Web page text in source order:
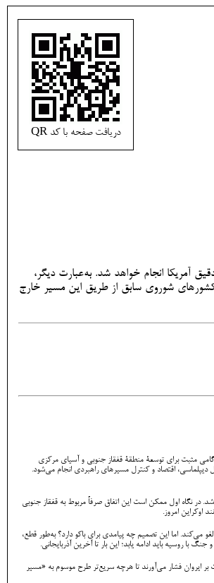
دریافت صفحه با کد QR
آمریکا انجام خواهد شد. به‌عبارت دیگر،
شوروی سابق از طریق این مسیر خارج
گامی مثبت برای توسعۀ منطقۀ قفقاز جنوبی و آسیای مرکزی
دیپلماسی، اقتصاد و کنترل مسیرهای راهبردی انجام می‌شود.
در نگاه اول ممکن است این اتفاق صرفاً مربوط به قفقاز جنوبی
اوکراین امروز.
می‌کند. اما این تصمیم چه پیامدی برای باکو دارد؟ به‌طور قطع،
روسیه باید ادامه یابد؛ این‌ بار تا آخرین آذربایجانی.
ایروان فشار می‌آورند تا هرچه سریع‌تر طرح موسوم به «مسیر